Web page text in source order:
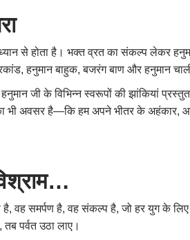
ध्यान से होता है। भक्त व्रत का संकल्प लेकर
हनुमान बाहुक, बजरंग बाण और हनुमान
हनुमान जी के विभिन्न स्वरूपों की झांकियां
अवसर है—कि हम अपने भीतर के अहंकार,
वह समर्पण है, वह संकल्प है, जो हर युग के
पर्वत उठा लाए।